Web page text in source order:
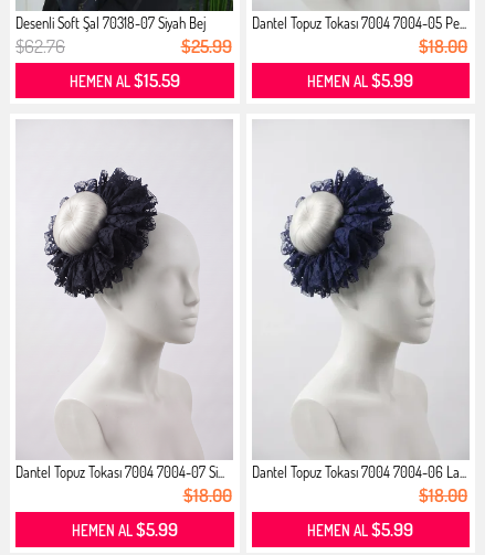
Desenli Soft Şal 70318-07 Siyah Bej
$62.76 $25.99
HEMEN AL$15.59
Dantel Topuz Tokası 7004 7004-05 Pe...
$18.00
HEMEN AL$5.99
Dantel Topuz Tokası 7004 7004-07 Si...
$18.00
HEMEN AL$5.99
Dantel Topuz Tokası 7004 7004-06 La...
$18.00
HEMEN AL$5.99